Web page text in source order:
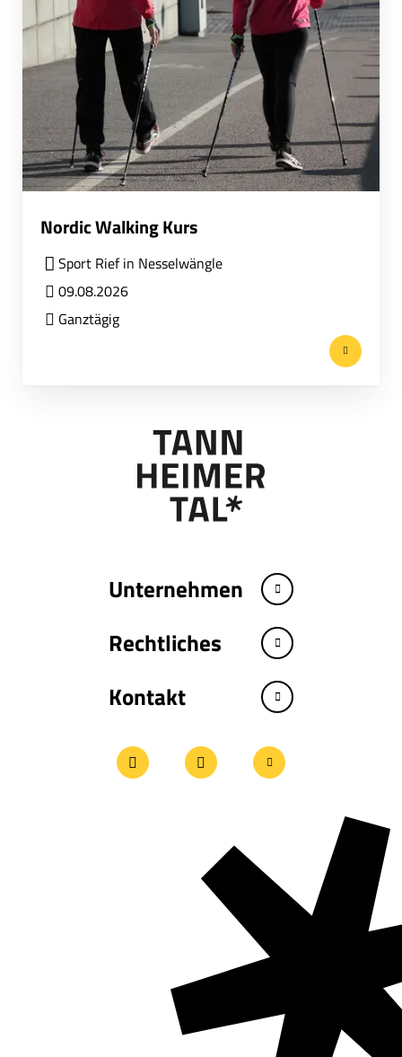
Nordic Walking Kurs
Sport Rief in Nesselwängle
09.08.2026
Ganztägig
Unternehmen
Rechtliches
Kontakt